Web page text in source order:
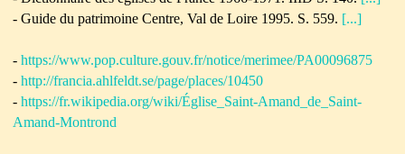
- Guide du patrimoine Centre, Val de Loire 1995. S. 559. [...]
- https://www.pop.culture.gouv.fr/notice/merimee/PA00096875
- http://francia.ahlfeldt.se/page/places/10450
- https://fr.wikipedia.org/wiki/Église_Saint-Amand_de_Saint-
Amand-Montrond